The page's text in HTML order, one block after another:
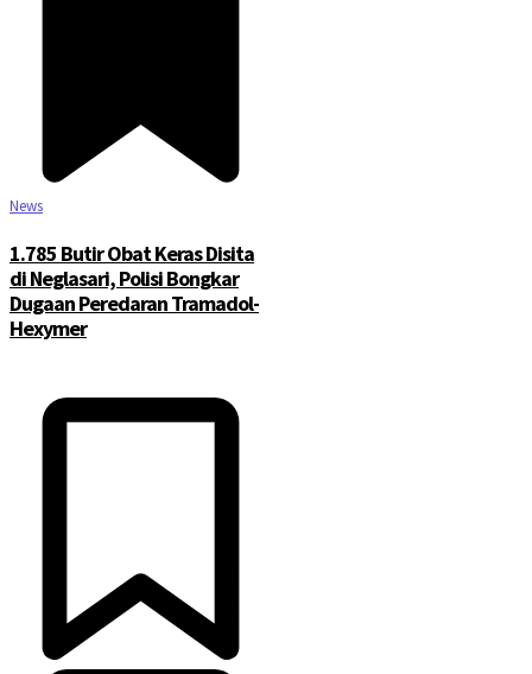
News
1.785 Butir Obat Keras Disita
di Neglasari, Polisi Bongkar
Dugaan Peredaran Tramadol-
Hexymer